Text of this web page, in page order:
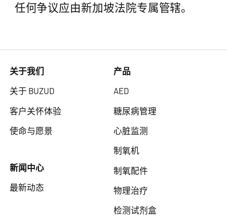
任何争议应由新加坡法院专属管辖。
关于我们
关于 BUZUD
客户关怀体验
使命与愿景
新闻中心
最新动态
产品
AED
糖尿病管理
心脏监测
制氧机
制氧配件
物理治疗
检测试剂盒